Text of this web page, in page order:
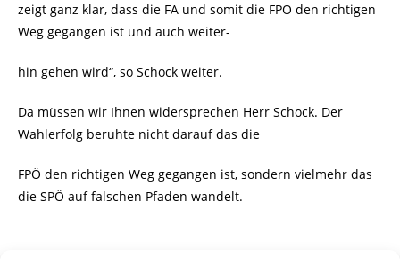
zeigt ganz klar, dass die FA und somit die FPÖ den richtigen
Weg gegangen ist und auch weiter-
hin gehen wird“, so Schock weiter.
Da müssen wir Ihnen widersprechen Herr Schock. Der
Wahlerfolg beruhte nicht darauf das die
FPÖ den richtigen Weg gegangen ist, sondern vielmehr das
die SPÖ auf falschen Pfaden wandelt.